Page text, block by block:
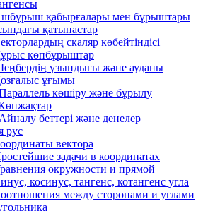
қабырғалары мен бұрыштары
қатынастар
скаляр көбейтіндісі
көпбұрыштар
ұзындығы және ауданы
ұғымы
көшіру және бұрылу
беттері және денелер
рус
вектора
задачи в координатах
окружности и прямой
косинус, тангенс, котангенс угла
между сторонами и углами